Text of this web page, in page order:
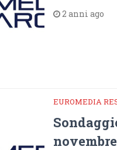
2 anni ago
EUROMEDIA